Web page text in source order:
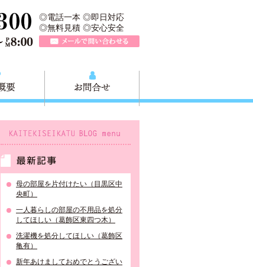
TEL 0120-757-161（年中無休）営業時間AM9:00～
◎電話一本 ◎即日対応
◎無料見積 ◎安心安全
母の部屋を片付けたい（目黒区中
央町）
一人暮らしの部屋の不用品を処分
してほしい（葛飾区東四つ木）
洗濯機を処分してほしい（葛飾区
亀有）
新年あけましておめでとうござい